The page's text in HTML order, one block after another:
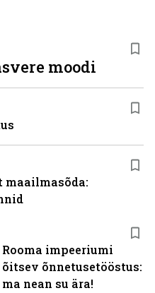
Rooma impeeriumi
õitsev õnnetusetööstus:
ma nean su ära!
moodi
maailmasõda: